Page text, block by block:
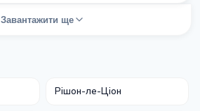
Завантажити ще
Рішон-ле-Ціон